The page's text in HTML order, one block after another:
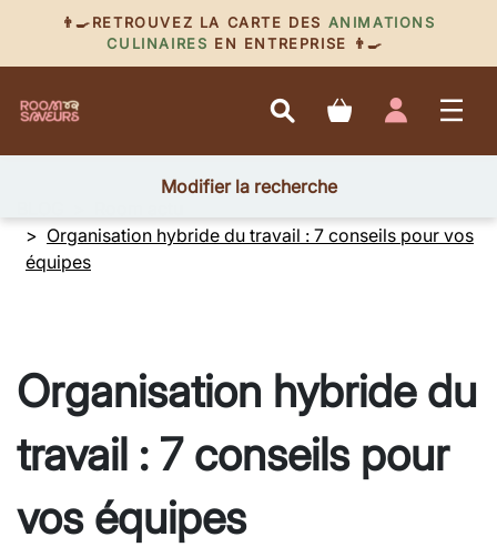
👨‍🍳RETROUVEZ LA CARTE DES ANIMATIONS
CULINAIRES EN ENTREPRISE 👨‍🍳
Modifier la recherche
Organisation hybride du travail : 7 conseils pour vos
équipes
Organisation hybride du
travail : 7 conseils pour
vos équipes